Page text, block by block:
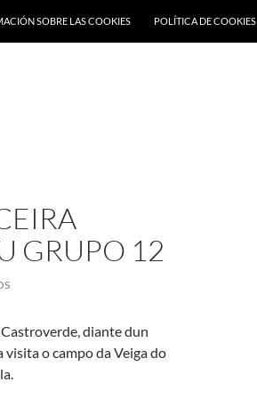
SOBRE LAS COOKIES POLÍTICA DE COOKIES
GRUPO 12
diante dun
o campo da Veiga do